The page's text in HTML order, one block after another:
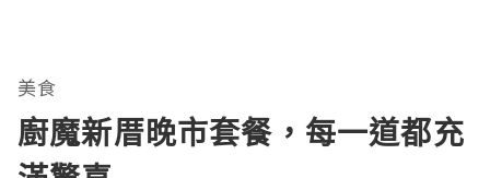
美食
廚魔新厝晚市套餐，每一道都充